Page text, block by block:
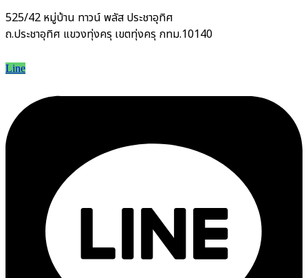
525/42 หมู่บ้าน ทาวน์ พลัส ประชาอุทิศ
ถ.ประชาอุทิศ แขวงทุ่งครุ เขตทุ่งครุ กทม.10140
Line